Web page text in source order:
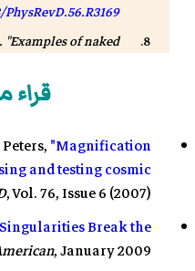
PhysRevD.56.R3169
of naked
140(3): 607–653.
doi:10.2307/2118619
.
collapse of a scalar
(1): 183–217.arXiv:.
doi:10.2307/121023
.
2007)."Is a 'naked
in our galaxy?"
"Magnification
and testing cosmic
, Vol. 76, Issue 6 (2007).
Break the
, January 2009.